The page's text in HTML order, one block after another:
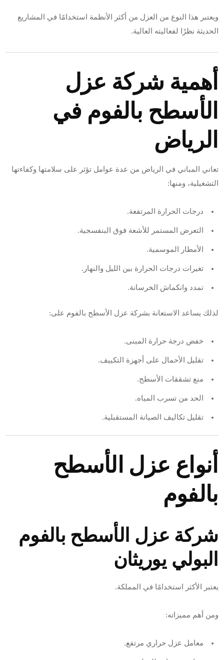
ويعتبر هذا النوع من العزل من أكثر الأنظمة استخدامًا في المشاريع
الحديثة نظرًا لفعاليته العالية.
أهمية شركة عزل
الأسطح بالفوم في
الرياض
تعاني المباني في الرياض من عدة عوامل تؤثر على سلامتها وكفاءتها
التشغيلية، ومنها:
درجات الحرارة المرتفعة.
التعرض المستمر للأشعة فوق البنفسجية.
الأمطار الموسمية.
تغيرات درجات الحرارة بين الليل والنهار.
تمدد وانكماش الخرسانة.
لذلك يساعد الاستعانة بشركة عزل الأسطح بالفوم على:
خفض درجة حرارة المبنى.
تقليل الأحمال على أجهزة التكييف.
منع تشققات الأسطح.
الحد من تسرب المياه.
تقليل تكاليف الصيانة المستقبلية.
أنواع عزل الأسطح
بالفوم
شركة عزل الأسطح بالفوم
البولي يوريثان
يعتبر الأكثر استخدامًا في المملكة.
ومن أهم مميزاته:
معامل عزل حراري مرتفع.